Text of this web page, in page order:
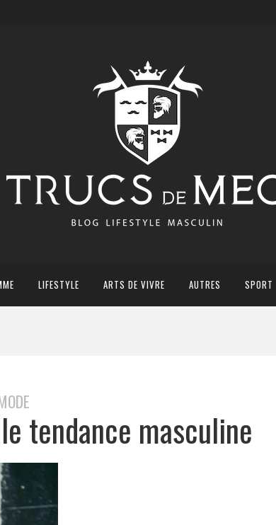
LIFESTYLE ARTS DE VIVRE AUTRES SPORT
tendance masculine